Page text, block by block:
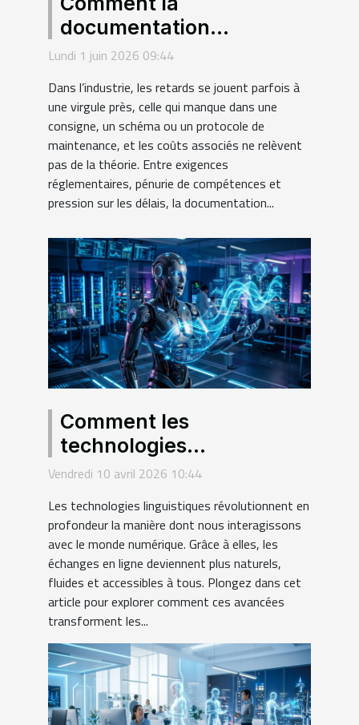
documentation
technique façonne la
industriels
Lundi 1 juin 2026 09:44
Dans l’industrie, les retards se jouent parfois à
une virgule près, celle qui manque dans une
consigne, un schéma ou un protocole de
maintenance, et les coûts associés ne relèvent
pas de la théorie. Entre exigences
réglementaires, pénurie de compétences et
pression sur les délais, la documentation...
Comment les
technologies
linguistiques
l'interaction numérique ?
Vendredi 10 avril 2026 10:44
Les technologies linguistiques révolutionnent en
profondeur la manière dont nous interagissons
avec le monde numérique. Grâce à elles, les
échanges en ligne deviennent plus naturels,
fluides et accessibles à tous. Plongez dans cet
article pour explorer comment ces avancées
transforment les...